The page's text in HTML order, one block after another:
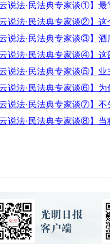
云说法·民法典专家谈①】
云说法·民法典专家谈②】这
云说法·民法典专家谈③】
云说法·民法典专家谈④】
云说法·民法典专家谈⑤】
云说法·民法典专家谈⑥】
云说法·民法典专家谈⑦】
云说法·民法典专家谈⑧】